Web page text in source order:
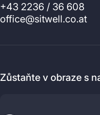
+43 2236 / 36 608
office@sitwell.co.at
Zůstaňte v obraze s